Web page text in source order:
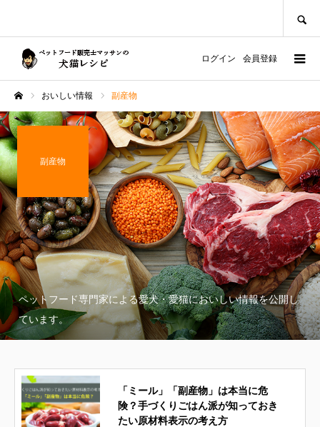
ログイン 会員登録
おいしい情報 副産物
副産物
ペットフード専門家による愛犬・愛猫においしい情報を公開し
ています。
「ミール」「副産物」は本当に危
険？手づくりごはん派が知っておき
たい原材料表示の考え方